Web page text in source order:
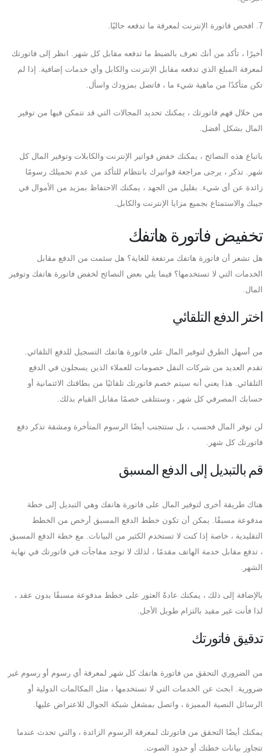
7. افحص فاتورة الإنترنت لمعرفة ما تدفعه حاليًا.
أخيرًا ، تأكد من أنك تعرف بالضبط ما تدفعه مقابل كل شهر. انظر إلى فاتورتك
لمعرفة المبلغ الذي تدفعه مقابل الإنترنت والكابل وأي خدمات إضافية. إذا لم
تكن متأكدًا من ماهية شيء ما ، فاتصل بمزودك واسأل.
من خلال فهم فاتورتك ، يمكنك تحديد المجالات التي قد تتمكن فيها من توفير
المال بشكل أفضل.
باتباع هذه النصائح ، يمكنك خفض فواتير الإنترنت والكابلات وتوفير المال كل
شهر. تذكر ، يرجى مراجعة فواتيرك بانتظام للتأكد من عدم تحميلك رسومًا
زائدة عن أي شيء. بقليل من الجهد ، يمكنك الاحتفاظ بمزيد من الأموال في
جيبك والاستمتاع بجميع مزايا الإنترنت والكابل.
تخفيض فاتورة هاتفك
هل تشعر أن فاتورة هاتفك مرتفعة للغاية؟ هل سئمت من الدفع مقابل
الخدمات التي لا تستخدمها؟ فيما يلي بعض النصائح لخفض فاتورة هاتفك وتوفير
المال.
اختر الدفع التلقائي
من أسهل الطرق لتوفير المال على فاتورة هاتفك التسجيل للدفع التلقائي.
تقدم العديد من شركات النقل خصومات للعملاء الذين يسجلون في الدفع
التلقائي. هذا يعني أنه سيتم خصم فاتورتك تلقائيًا من بطاقتك الائتمانية أو
حسابك المصرفي كل شهر ، وستتلقى خصمًا مقابل القيام بذلك.
لن توفر المال فحسب ، بل ستتجنب أيضًا الرسوم المتأخرة ومشقة تذكر دفع
فاتورتك كل شهر.
قم بالتبديل إلى الدفع المسبق
هناك طريقة أخرى لتوفير المال على فاتورة هاتفك وهي التبديل إلى خطة
مدفوعة مسبقًا. يمكن أن تكون خطط الدفع المسبق أرخص من الخطط
التقليدية ، خاصة إذا كنت لا تستخدم الكثير من البيانات. مع خطة الدفع المسبق
، تدفع مقابل خدمة الهاتف مقدمًا ، لذلك لا توجد مفاجآت في فاتورتك في نهاية
الشهر.
بالإضافة إلى ذلك ، يمكنك عادةً العثور على خطط مدفوعة مسبقًا بدون عقد ،
لذا فأنت غير مقيد بالتزام طويل الأجل.
تدقيق فاتورتك
من الضروري التحقق من فاتورة هاتفك كل شهر لمعرفة أي رسوم أو رسوم غير
ضرورية. ابحث عن الخدمات التي لا تستخدمها ، مثل المكالمات الدولية أو
الرسائل النصية المميزة ، واتصل بمشغل شبكة الجوال للاعتراض عليها.
يمكنك أيضًا التحقق من فاتورتك لمعرفة الرسوم الزائدة ، والتي تحدث عندما
تتجاوز بيانات خطتك أو حدود الصوت.